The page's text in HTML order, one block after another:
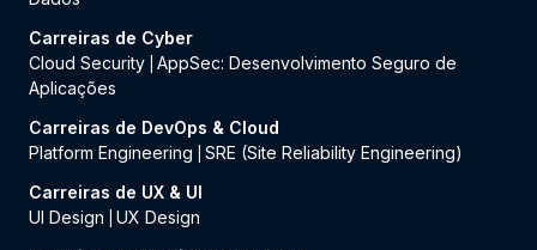
Carreiras de Cyber
Cloud Security AppSec: Desenvolvimento Seguro de
Aplicações
Carreiras de DevOps & Cloud
Platform Engineering
SRE (Site Reliability Engineering)
Carreiras de UX & UI
UI Design
UX Design